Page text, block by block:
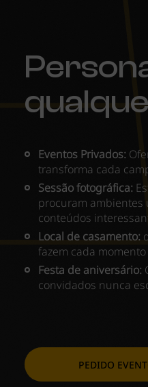
Eventos Privados:
transforma cada
Sessão fotográfica:
procuram ambientes
conteúdos
Local de casamento:
fazem cada
Festa de aniversário:
convidados nunca
PEDIDO